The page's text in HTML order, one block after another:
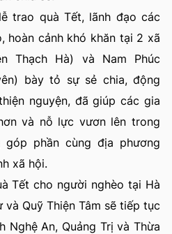
trao quà Tết, lãnh đạo các
hoàn cảnh khó khăn tại 2 xã
Thạch Hà) và Nam Phúc
bày tỏ sự sẻ chia, động
nguyện, đã giúp các gia
và nỗ lực vươn lên trong
phần cùng địa phương
xã hội.
Tết cho người nghèo tại Hà
Quỹ Thiện Tâm sẽ tiếp tục
Nghệ An, Quảng Trị và Thừa